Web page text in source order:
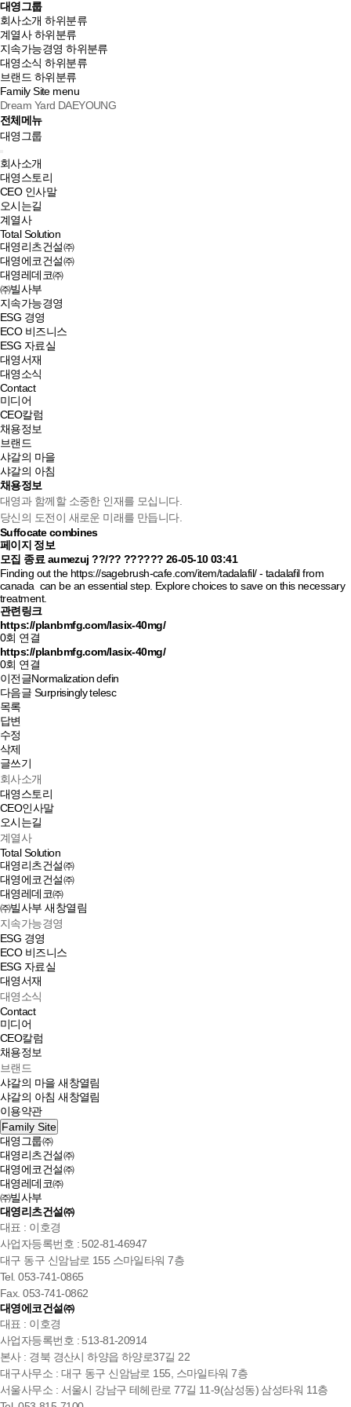
대영그룹
회사소개 하위분류
계열사 하위분류
지속가능경영 하위분류
대영소식 하위분류
브랜드 하위분류
Family Site menu
Dream Yard DAEYOUNG
전체메뉴
대영그룹
회사소개
대영스토리
CEO 인사말
오시는길
계열사
Total Solution
대영리츠건설㈜
대영에코건설㈜
대영레데코㈜
㈜빌사부
지속가능경영
ESG 경영
ECO 비즈니스
ESG 자료실
대영서재
대영소식
Contact
미디어
CEO칼럼
채용정보
브랜드
샤갈의 마을
샤갈의 아침
채용정보
대영과 함께할 소중한 인재를 모십니다.
당신의 도전이 새로운 미래를 만듭니다.
Suffocate combines
페이지 정보
모집 종료 aumezuj ??/?? ?????? 26-05-10 03:41
Finding out the https://sagebrush-cafe.com/item/tadalafil/- tadalafil from
canada can be an essential step. Explore choices to save on this necessary
treatment.
관련링크
https://planbmfg.com/lasix-40mg/
0회 연결
https://planbmfg.com/lasix-40mg/
0회 연결
이전글Normalization defin
다음글 Surprisingly telesc
목록
답변
수정
삭제
글쓰기
회사소개
대영스토리
CEO인사말
오시는길
계열사
Total Solution
대영리츠건설㈜
대영에코건설㈜
대영레데코㈜
㈜빌사부새창열림
지속가능경영
ESG 경영
ECO 비즈니스
ESG 자료실
대영서재
대영소식
Contact
미디어
CEO칼럼
채용정보
브랜드
샤갈의 마을새창열림
샤갈의 아침새창열림
이용약관
Family Site
대영그룹㈜
대영리츠건설㈜
대영에코건설㈜
대영레데코㈜
㈜빌사부
대영리츠건설㈜
대표 : 이호경
사업자등록번호 : 502-81-46947
대구 동구 신암남로 155 스마일타워 7층
Tel. 053-741-0865
Fax. 053-741-0862
대영에코건설㈜
대표 : 이호경
사업자등록번호 : 513-81-20914
본사 : 경북 경산시 하양읍 하양로37길 22
대구사무소 : 대구 동구 신암남로 155, 스마일타워 7층
서울사무소 : 서울시 강남구 테헤란로 77길 11-9(삼성동) 삼성타워 11층